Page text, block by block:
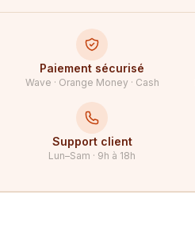
Paiement sécurisé
Wave · Orange Money · Cash
Support client
Lun–Sam · 9h à 18h